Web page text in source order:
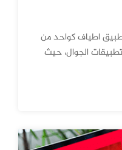
اطياف كواحد من
الجوال، حيث